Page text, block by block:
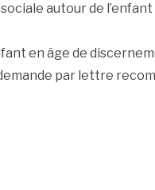
autour de
en âge de
par lettre